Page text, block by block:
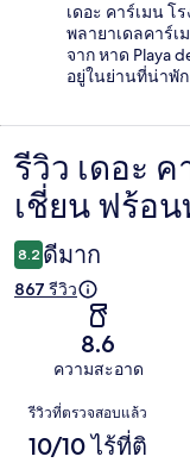
เดอะ คาร์เมน โ
พลายาเดลคาร์เ
จาก หาด Playa
อยู่ในย่านที่น่าพัก
รีวิว
รีวิว เดอะ
เชี่ยน ฟร้อ
8.2 ดีมาก
867 รีวิว
8.6
ความสะอาด
รีวิว
รีวิวที่ตรวจสอบแล้ว
10/10 ไร้ที่ติ